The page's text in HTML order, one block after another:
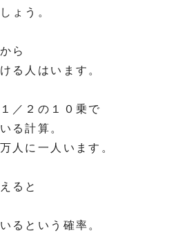
ょう。
ら
る人はいます。
／２の１０乗で
る計算。
人に一人います。
ると
るという確率。